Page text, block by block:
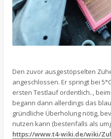
Den zuvor ausgestöpselten
angeschlossen. Er springt bei
ersten Testlauf ordentlich..,
begann dann allerdings das
gründliche Überholung nötig,
nutzen kann (bestenfalls als
https://www.t4-wiki.de/wiki/